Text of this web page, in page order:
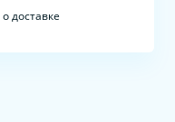
доставке